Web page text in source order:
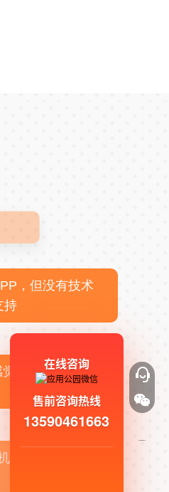
，但没有技术
持
不
APP商业
在线咨询
售前咨询热线
13590461663